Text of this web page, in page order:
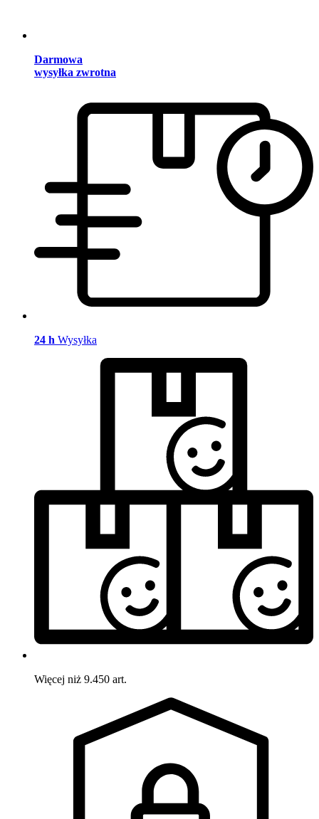
Darmowa
wysyłka zwrotna
24 h Wysyłka
Więcej niż 9.450 art.